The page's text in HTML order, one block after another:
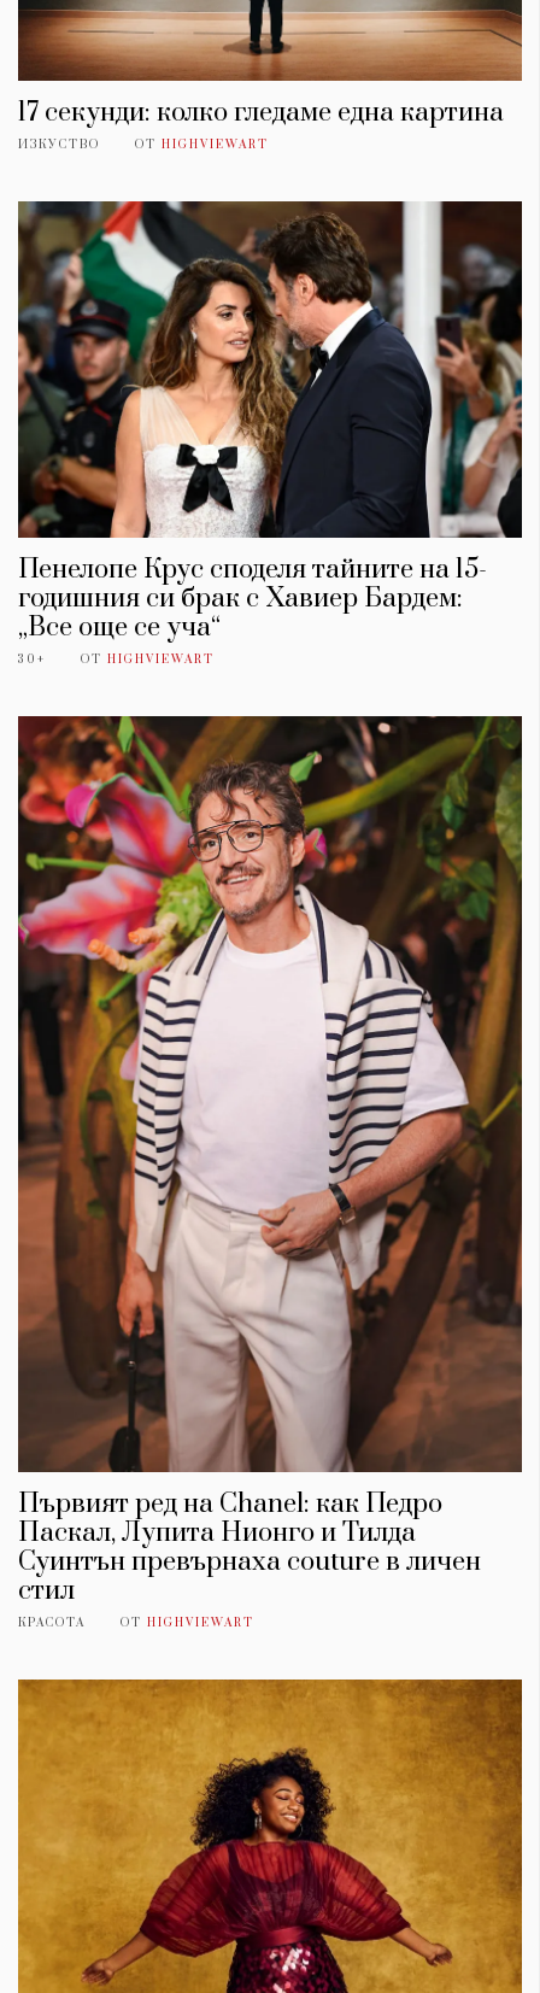
17 секунди: колко гледаме една картина
ИЗКУСТВО ОТ HIGHVIEWART
Пенелопе Крус споделя тайните на 15-
годишния си брак с Хавиер Бардем:
„Все още се уча“
30+ ОТ HIGHVIEWART
Първият ред на Chanel: как Педро
Паскал, Лупита Нионго и Тилда
Суинтън превърнаха couture в личен
стил
КРАСОТА ОТ HIGHVIEWART